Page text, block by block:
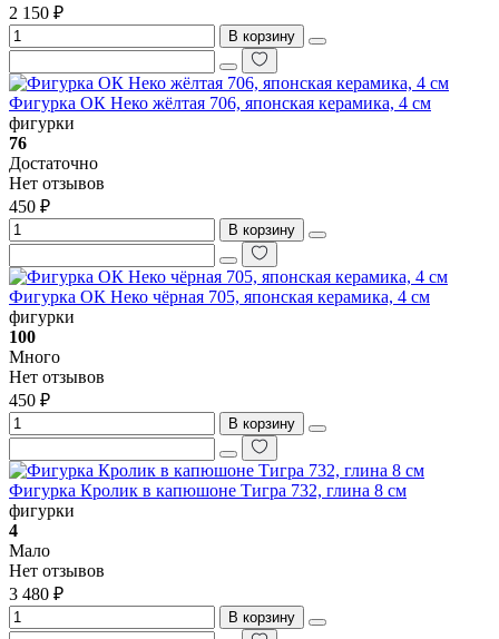
2 150 ₽
В корзину
Фигурка ОК Неко жёлтая 706, японская керамика, 4 см
фигурки
76
Достаточно
Нет отзывов
450 ₽
В корзину
Фигурка ОК Неко чёрная 705, японская керамика, 4 см
фигурки
100
Много
Нет отзывов
450 ₽
В корзину
Фигурка Кролик в капюшоне Тигра 732, глина 8 см
фигурки
4
Мало
Нет отзывов
3 480 ₽
В корзину